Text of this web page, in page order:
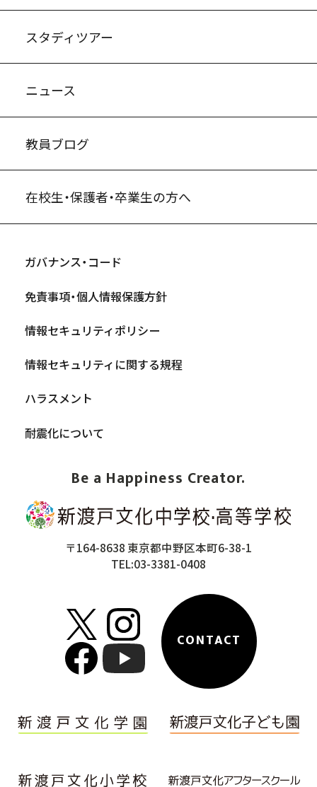
Be a Happiness Creator.
〒164-8638 東京都中野区本町6-38-1
TEL:03-3381-0408
CONTACT
スタディツアー
ニュース
教員ブログ
在校生・保護者・卒業生の方へ
ガバナンス・コード
免責事項・個人情報保護方針
情報セキュリティポリシー
情報セキュリティに関する規程
ハラスメント
耐震化について